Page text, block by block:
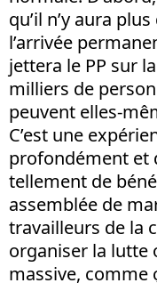
qu’il n’y aura
l’arrivée
jettera le PP sur
milliers de
peuvent elles-
C’est une
profondément et
tellement de
assemblée de
travailleurs de la
organiser la lutte
massive, comme